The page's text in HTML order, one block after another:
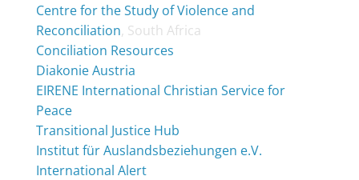
Centre for the Study of Violence and
Reconciliation, South Africa
Conciliation Resources
Diakonie Austria
EIRENE International Christian Service for
Peace
Transitional Justice Hub
Institut für Auslandsbeziehungen e.V.
International Alert